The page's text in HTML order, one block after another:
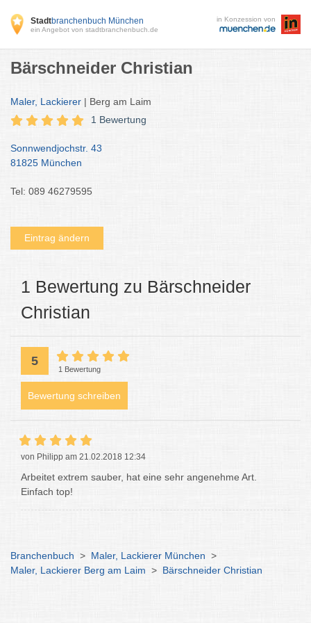
Stadtbranchenbuch München
ein Angebot von stadtbranchenbuch.de
in Konzession von
Bärschneider Christian
Maler, Lackierer | Berg am Laim
1 Bewertung
Sonnwendjochstr. 43
81825 München
Tel: 089 46279595
Eintrag ändern
1 Bewertung zu Bärschneider
Christian
5
1 Bewertung
Bewertung schreiben
von Philipp am 21.02.2018 12:34
Arbeitet extrem sauber, hat eine sehr angenehme Art.
Einfach top!
Branchenbuch > Maler, Lackierer München >
Maler, Lackierer Berg am Laim > Bärschneider Christian